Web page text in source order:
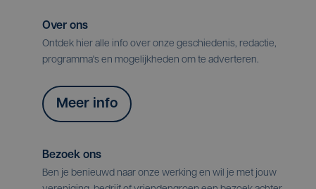
Over ons
Ontdek hier alle info over onze geschiedenis, redactie,
programma's en mogelijkheden om te adverteren.
Meer info
Bezoek ons
Ben je benieuwd naar onze werking en wil je met jouw